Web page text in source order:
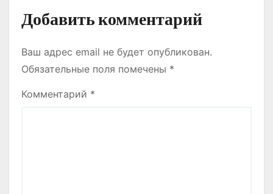
Добавить комментарий
Ваш адрес email не будет опубликован.
Обязательные поля помечены *
Комментарий *